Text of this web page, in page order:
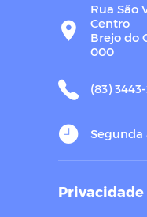
Rua São
Centro
Brejo do
000
(83) 3443-
Segunda
Privacidade